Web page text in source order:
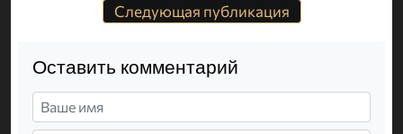
Следующая публикация
Оставить комментарий